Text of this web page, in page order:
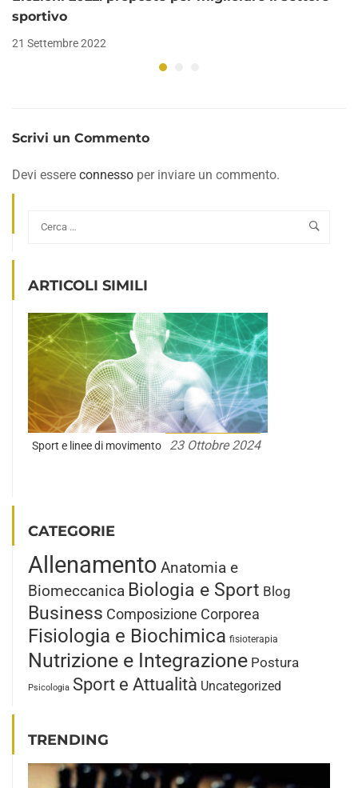
sportivo
21 Settembre 2022
Scrivi un Commento
Devi essere connesso per inviare un commento.
ARTICOLI SIMILI
Sport e linee di movimento 23 Ottobre 2024
CATEGORIE
Allenamento Anatomia e
Biomeccanica Biologia e Sport Blog
Business Composizione Corporea
Fisiologia e Biochimica fisioterapia
Nutrizione e Integrazione Postura
Psicologia Sport e Attualità Uncategorized
TRENDING